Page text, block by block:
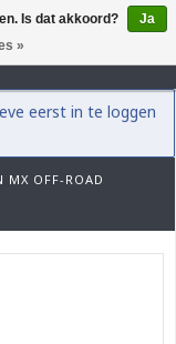
0
eerst in te loggen
MX OFF-ROAD
Is dat akkoord?
Ja
»